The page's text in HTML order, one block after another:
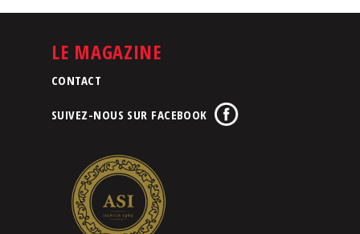
LE MAGAZINE
CONTACT
SUIVEZ-NOUS SUR FACEBOOK